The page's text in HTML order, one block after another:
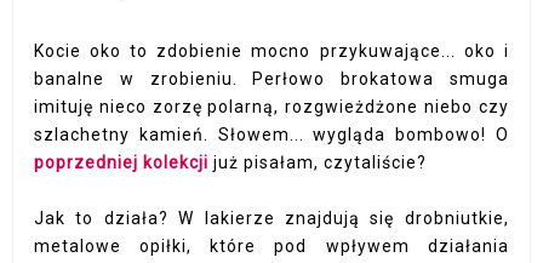
Kocie oko to zdobienie mocno przykuwające... oko i
banalne w zrobieniu. Perłowo brokatowa smuga
imituję nieco zorzę polarną, rozgwieżdżone niebo czy
szlachetny kamień. Słowem... wygląda bombowo! O
poprzedniej kolekcji już pisałam, czytaliście?
Jak to działa? W lakierze znajdują się drobniutkie,
metalowe opiłki, które pod wpływem działania